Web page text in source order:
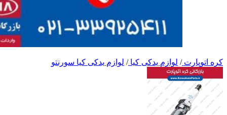
کره اتوپارت/ لوازم یدکی کیا/ لوازم یدکی کیا سورنتو